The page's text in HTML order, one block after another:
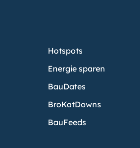
Hotspots
Energie sparen
BauDates
BroKatDowns
BauFeeds